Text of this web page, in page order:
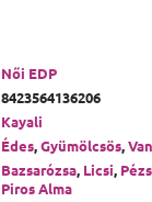
Női EDP
8423564136206
Kayali
Édes,Gyümölcsös,
Bazsarózsa, Licsi,
Piros Alma